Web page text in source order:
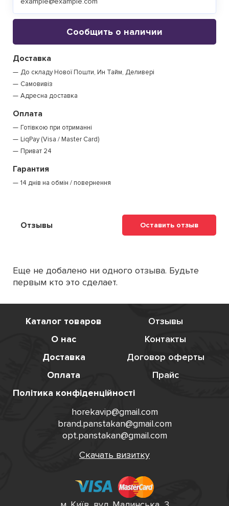
Сообщить о наличии
Доставка
До складу Нової Пошти, Ин Тайм, Деливері
Самовивіз
Адресна доставка
Оплата
Готівкою при отриманні
LiqPay (Visa / Master Card)
Приват 24
Гарантия
14 днів на обмін / повернення
Отзывы Оставить отзыв
Еще не добалено ни одного отзыва. Будьте
первым кто это сделает.
Каталог товаров
Отзывы
О нас
Контакты
Доставка
Договор оферты
Оплата
Прайс
Політика конфіденційності
horekavip@gmail.com
brand.panstakan@gmail.com
opt.panstakan@gmail.com
Скачать визитку